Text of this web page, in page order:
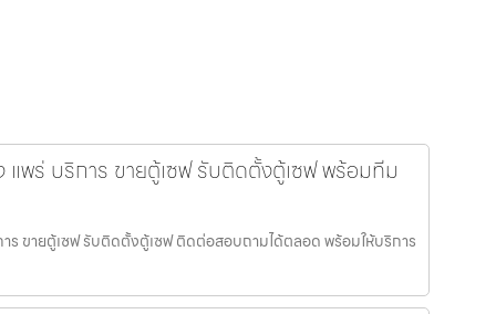
พร่ บริการ ขายตู้เซฟ รับติดตั้งตู้เซฟ พร้อมทีม
ร ขายตู้เซฟ รับติดตั้งตู้เซฟ ติดต่อสอบถามได้ตลอด พร้อมให้บริการ